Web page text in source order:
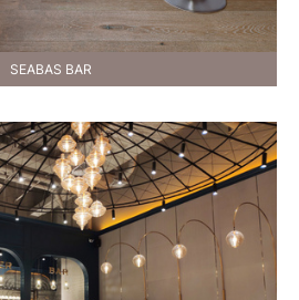
SEABAS BAR